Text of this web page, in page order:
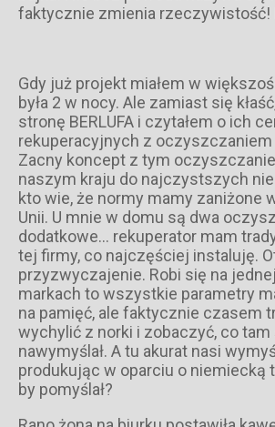
faktycznie zmienia rzeczywistość!
Gdy już projekt miałem w
była 2 w nocy. Ale zamiast się
stronę BERLUFA i czytałem o ich
rekuperacyjnych z
Zacny koncept z tym
naszym kraju do najczystszych nie
kto wie, że normy mamy zaniżone
Unii. U mnie w domu są dwa
dodatkowe… rekuperator mam
tej firmy, co najczęściej instaluję.
przyzwyczajenie. Robi się na
markach to wszystkie parametry
na pamięć, ale faktycznie czasem
wychylić z norki i zobaczyć, co tam
nawymyślał. A tu akurat nasi
produkując w oparciu o niemiecką
by pomyślał?